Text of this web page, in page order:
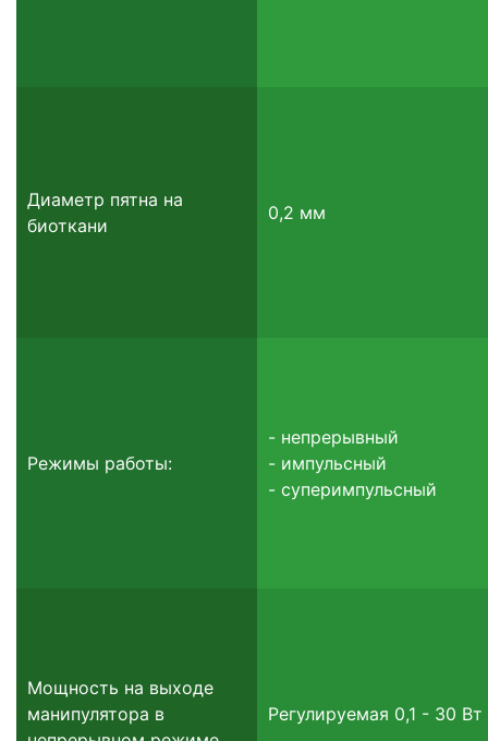
Диаметр пятна на
биоткани
0,2 мм
Режимы работы:
- непрерывный
- импульсный
- суперимпульсный
Мощность на выходе
манипулятора в
Регулируемая 0,1 - 30 Вт